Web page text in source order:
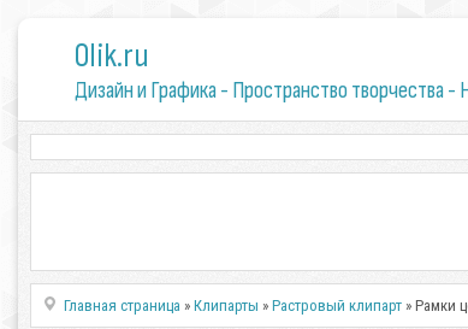
0lik.ru
Дизайн и Графика - Пространство творчества -
Главная страница »Клипарты »Растровый клипарт » Рамки